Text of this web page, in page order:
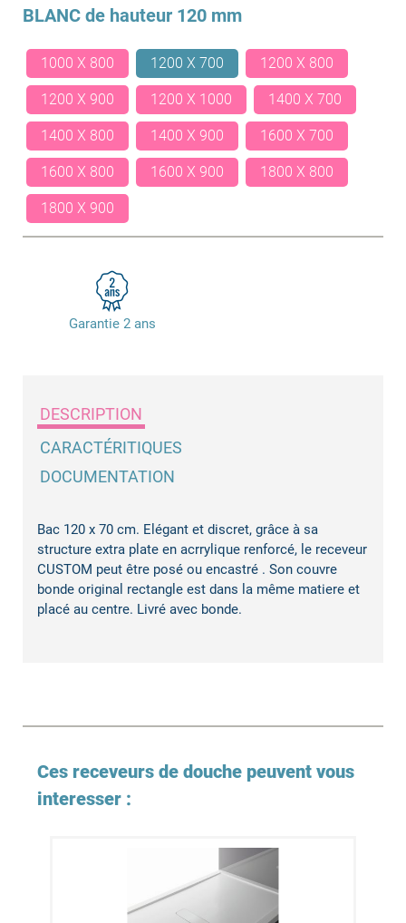
BLANCde hauteur 120 mm
1000 X 800 1200 X 700 1200 X 800
1200 X 900 1200 X 1000 1400 X 700
1400 X 800 1400 X 900 1600 X 700
1600 X 800 1600 X 900 1800 X 800
1800 X 900
Garantie 2 ans
DESCRIPTION
CARACTÉRITIQUES
DOCUMENTATION
Bac 120 x 70 cm. Elégant et discret, grâce à sa
structure extra plate en acrrylique renforcé, le receveur
CUSTOM peut être posé ou encastré . Son couvre
bonde original rectangle est dans la même matiere et
placé au centre. Livré avec bonde.
Ces receveurs de douche peuvent vous
interesser :